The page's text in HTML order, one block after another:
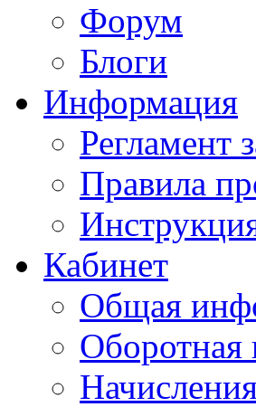
Форум
Блоги
Информация
Регламент
Правила
Кабинет
Общая
Оборотная